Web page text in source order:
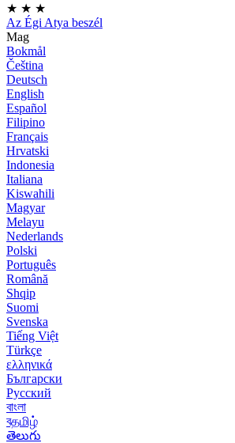
★ ★ ★
Az Égi Atya beszél
Mag
Bokmål
Čeština
Deutsch
English
Español
Filipino
Français
Hrvatski
Indonesia
Italiana
Kiswahili
Magyar
Melayu
Nederlands
Polski
Português
Română
Shqip
Suomi
Svenska
Tiếng Việt
Türkçe
ελληνικά
Български
Русский
বাংলা
বதமிழ்
తెలుగు